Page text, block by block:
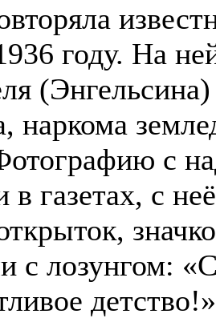
году. На
наркома
с
в газетах, с
с лозунгом:
детство!»